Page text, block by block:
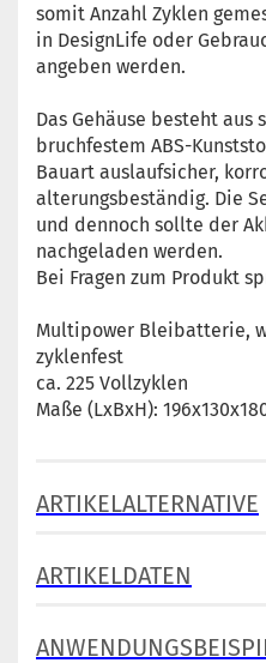
somit Anzahl Zyklen
in DesignLife oder
angeben werden.
Das Gehäuse besteht aus
bruchfestem ABS-
Bauart auslaufsicher,
alterungsbeständig. Die
und dennoch sollte der
nachgeladen werden.
Bei Fragen zum Produkt
Multipower Bleibatterie,
zyklenfest
ca. 225 Vollzyklen
Maße (LxBxH):
ARTIKELALTERNATIVE
ARTIKELDATEN